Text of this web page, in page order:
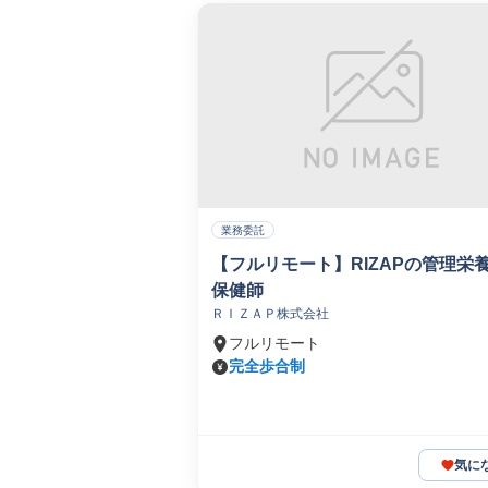
業務委託
【フルリモート】RIZAPの管理栄
保健師
ＲＩＺＡＰ株式会社
フルリモート
完全歩合制
気に